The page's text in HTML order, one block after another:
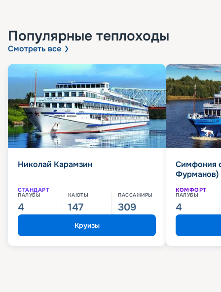
Популярные теплоходы
Смотреть все
Николай Карамзин
СТАНДАРТ
ПАЛУБЫ
4
КАЮТЫ
147
ПАССАЖИРЫ
309
Круизы
Симфония
Фурманов)
КОМФОРТ
ПАЛУБЫ
4